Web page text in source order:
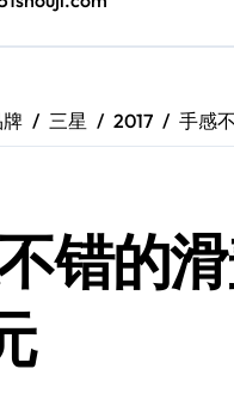
三星Galaxy S26发布：个
Galaxy S25美颜密码：秒
Galaxy C55 5G登场，演
S25 Ultra颜值封神！定制
三星 2017 手感
错的